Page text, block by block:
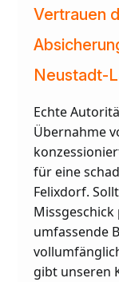
Vertrauen
Neustadt-
Echte
Übernahme
für eine
Felixdorf.
umfassende
gibt unseren